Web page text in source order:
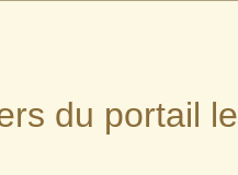
du portail